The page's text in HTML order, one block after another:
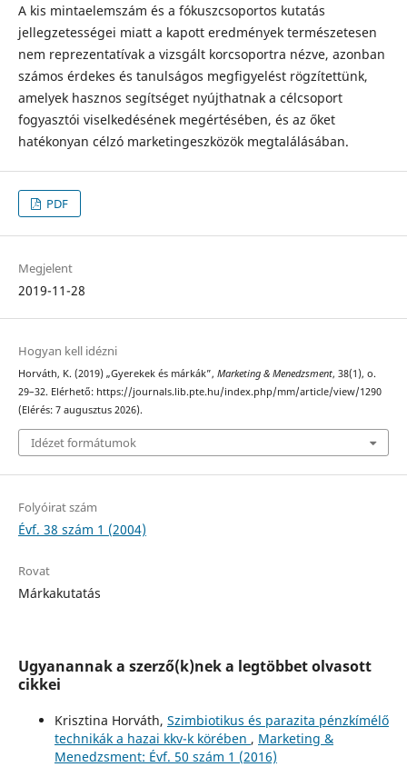
A kis mintaelemszám és a fókuszcsoportos kutatás
jellegzetességei miatt a kapott eredmények természetesen
nem reprezentatívak a vizsgált korcsoportra nézve, azonban
számos érdekes és tanulságos megfigyelést rögzítettünk,
amelyek hasznos segítséget nyújthatnak a célcsoport
fogyasztói viselkedésének megértésében, és az őket
hatékonyan célzó marketingeszközök megtalálásában.
PDF
Megjelent
2019-11-28
Hogyan kell idézni
Horváth, K. (2019) „Gyerekek és márkák”, Marketing & Menedzsment, 38(1), o.
29–32. Elérhető: https://journals.lib.pte.hu/index.php/mm/article/view/1290
(Elérés: 7 augusztus 2026).
Idézet formátumok
Folyóirat szám
Évf. 38 szám 1 (2004)
Rovat
Márkakutatás
Ugyanannak a szerző(k)nek a legtöbbet olvasott
cikkei
Krisztina Horváth, Szimbiotikus és parazita pénzkímélő
technikák a hazai kkv-k körében , Marketing &
Menedzsment: Évf. 50 szám 1 (2016)